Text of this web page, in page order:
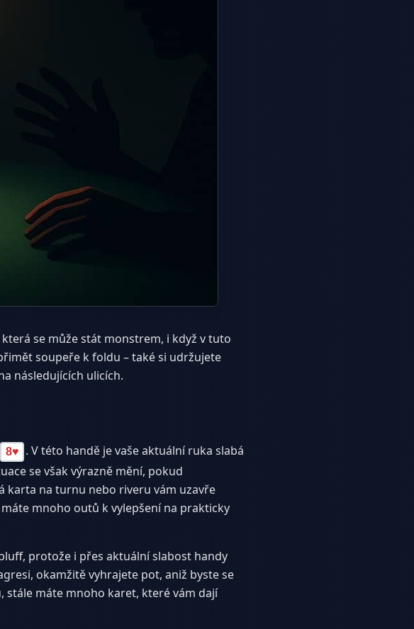
se může stát monstrem, i když v tuto
soupeře k foldu – také si udržujete
následujících ulicích.
8♥
. V této handě je vaše aktuální ruka slabá
se však výrazně mění, pokud
karta na turnu nebo riveru vám uzavře
mnoho outů k vylepšení na prakticky
protože i přes aktuální slabost handy
okamžitě vyhrajete pot, aniž byste se
stále máte mnoho karet, které vám dají